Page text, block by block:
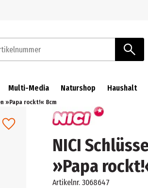
Multi-Media Naturshop Haushalt
»Papa rockt!« 8cm
NICI
»Papa
Artikelnr. 3068647